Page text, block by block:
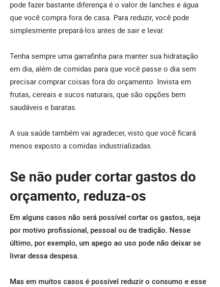
pode fazer bastante diferença é o valor de lanches e água
que você compra fora de casa. Para reduzir, você pode
simplesmente prepará-los antes de sair e levar.
Tenha sempre uma garrafinha para manter sua hidratação
em dia, além de comidas para que você passe o dia sem
precisar comprar coisas fora do orçamento. Invista em
frutas, cereais e sucos naturais, que são opções bem
saudáveis e baratas.
A sua saúde também vai agradecer, visto que você ficará
menos exposto a comidas industrializadas.
Se não puder cortar gastos do
orçamento, reduza-os
Em alguns casos não será possível cortar os gastos, seja
por motivo profissional, pessoal ou de tradição. Nesse
último, por exemplo, um apego ao uso pode não deixar se
livrar dessa despesa.
Mas em muitos casos é possível reduzir o consumo e esse